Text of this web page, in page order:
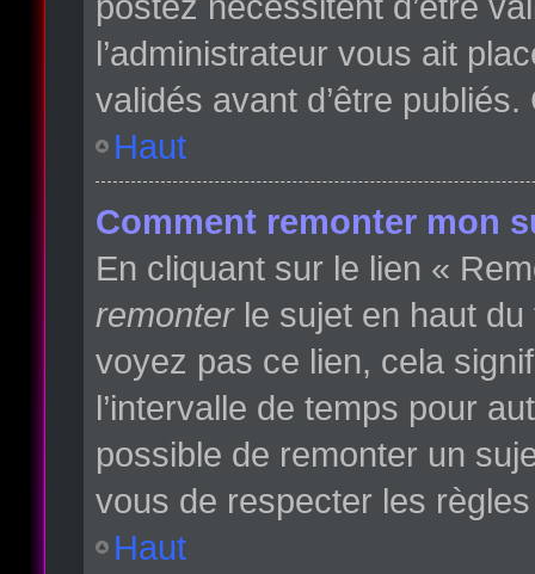
l’administrateur vous ait
validés avant d’être
Haut
Comment remonter mon
En cliquant sur le lien «
remonterle sujet en haut du
voyez pas ce lien, cela
l’intervalle de temps pour
possible de remonter un
vous de respecter les
Haut